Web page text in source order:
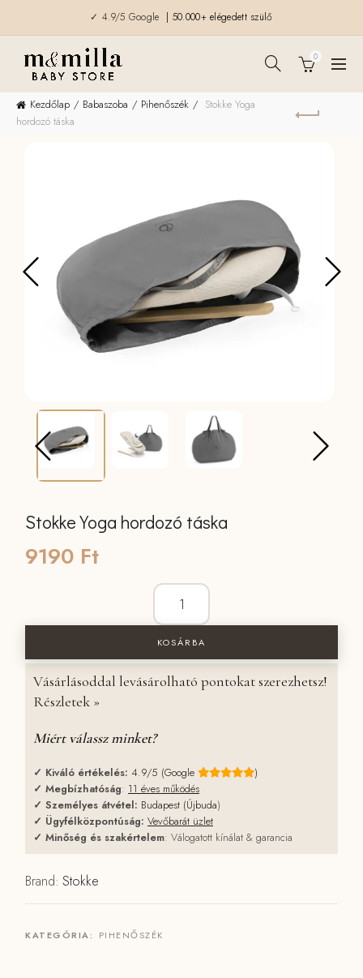
✓ 4.9/5 Google | 50.000+ elégedett szülő
0
Kezdőlap Babaszoba Pihenőszék
Stokke Yoga
hordozó táska
Stokke Yoga hordozó táska
9190 Ft
Stokke Yoga hordozó táska mennyiség
KOSÁRBA
Vásárlásoddal levásárolható pontokat szerezhetsz!
Részletek »
Miért válassz minket?
✓ Kiváló értékelés: 4.9/5 (Google
)
✓ Megbízhatóság: 11 éves működés
✓ Személyes átvétel: Budapest (Újbuda)
✓ Ügyfélközpontúság: Vevőbarát üzlet
✓ Minőség és szakértelem: Válogatott kínálat & garancia
Brand: Stokke
KATEGÓRIA: PIHENŐSZÉK